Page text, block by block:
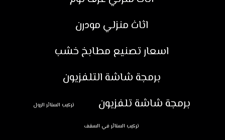
اثاث منزلي مودرن
اسعار تصنيع مطابخ خشب
برمجة شاشة التلفزيون
برمجة شاشة تلفزيون
تركيب الستائر الرول
تركيب الستائر في السقف